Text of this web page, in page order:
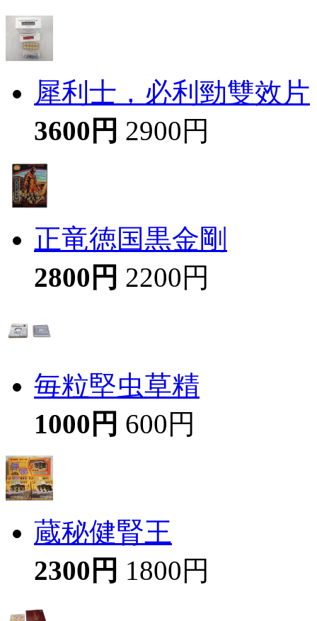
犀利士，必利勁雙效片
3600円 2900円
正竜徳国黒金剛
2800円 2200円
毎粒堅虫草精
1000円 600円
蔵秘健腎王
2300円 1800円